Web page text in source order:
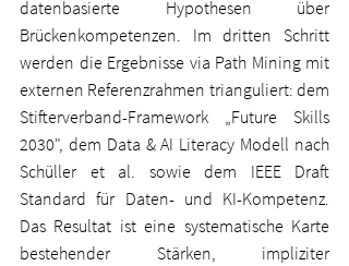
datenbasierte Hypothesen über
Brückenkompetenzen. Im dritten Schritt
werden die Ergebnisse via Path Mining mit
externen Referenzrahmen trianguliert: dem
Stifterverband-Framework „Future Skills
2030", dem Data & AI Literacy Modell nach
Schüller et al. sowie dem IEEE Draft
Standard für Daten- und KI-Kompetenz.
Das Resultat ist eine systematische Karte
bestehender Stärken, impliziter